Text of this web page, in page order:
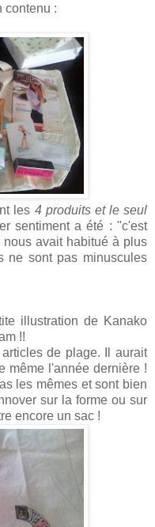
contenu :
les 4 produits et le seul
sentiment a été : "c'est
avait habitué à plus
ne sont pas minuscules
illustration de Kanako
!!
de plage. Il aurait
même l'année dernière !
les mêmes et sont bien
sur la forme ou sur
encore un sac !